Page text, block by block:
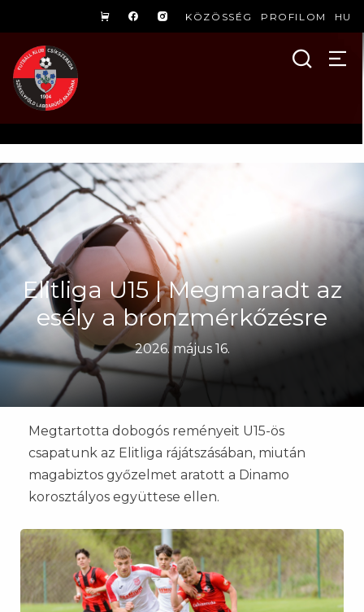
KÖZÖSSÉG PROFILOM HU
Elitliga U15 | Megmaradt az
esély a bronzmérkőzésre
2026. május 16.
Megtartotta dobogós reményeit U15-ös
csapatunk az Elitliga rájátszásában, miután
magabiztos győzelmet aratott a Dinamo
korosztályos együttese ellen.